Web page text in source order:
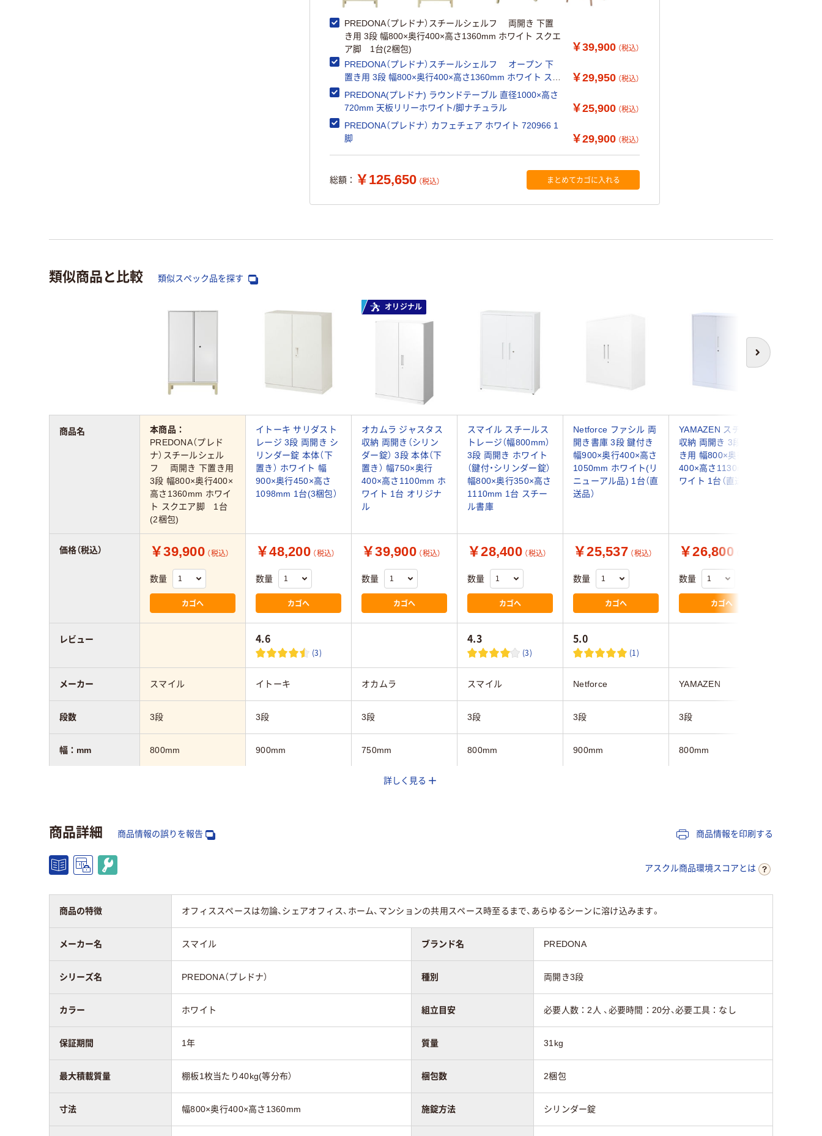
PREDONA（プレドナ）スチールシェルフ 両開き 下置
き用 3段 幅800×奥行400×高さ1360mm ホワイト スクエ
ア脚 1台(2梱包)
￥39,900 （税込）
PREDONA（プレドナ）スチールシェルフ オープン 下
置き用 3段 幅800×奥行400×高さ1360mm ホワイト スク
エア脚 1台(2梱包)
￥29,950 （税込）
PREDONA(プレドナ) ラウンドテーブル 直径1000×高さ
720mm 天板リリーホワイト/脚ナチュラル
￥25,900 （税込）
PREDONA（プレドナ） カフェチェア ホワイト 720966 1
脚
￥29,900 （税込）
総額： ￥125,650 （税込） まとめてカゴに入れる
類似商品と比較 類似スペック品を探す
次へ
オリジナル
本商品：
PREDONA（プレド
ナ）スチールシェル
フ 両開き 下置き用
3段 幅800×奥行400×
高さ1360mm ホワイ
ト スクエア脚 1台
(2梱包)
イトーキ サリダスト
レージ 3段 両開き シ
リンダー錠 本体（下
置き） ホワイト 幅
900×奥行450×高さ
1098mm 1台(3梱包）
オカムラ ジャスタス
収納 両開き（シリン
ダー錠） 3段 本体（下
置き） 幅750×奥行
400×高さ1100mm ホ
ワイト 1台 オリジナ
ル
スマイル スチールス
トレージ（幅800mm）
3段 両開き ホワイト
（鍵付・シリンダー錠）
幅800×奥行350×高さ
1110mm 1台 スチー
ル書庫
Netforce ファシル 両
開き書庫 3段 鍵付き
幅900×奥行400×高さ
1050mm ホワイト(リ
ニューアル品) 1台（直
送品）
YAMAZEN スチール
収納 両開き 3段 下置
き用 幅800×奥行
400×高さ1130mm ホ
ワイト 1台（直送品）
￥39,900 （税込）
数量
カゴへ
￥48,200 （税込）
数量
カゴへ
￥39,900 （税込）
数量
カゴへ
￥28,400 （税込）
数量
カゴへ
￥25,537 （税込）
数量
カゴへ
￥26,800
数量
カゴへ
4.6
(3)
4.3
(3)
5.0
(1)
スマイル イトーキ オカムラ スマイル Netforce YAMAZEN
3段 3段 3段 3段 3段 3段
800mm 900mm 750mm 800mm 900mm 800mm
1100mm
38.6kg 30Kg 26kg 約27kg
商品名
価格（税込）
レビュー
メーカー
段数
幅：mm
質量
アスクル商品環境
スコア
詳しく見る
商品詳細 商品情報の誤りを報告 商品情報を印刷する
アスクル商品環境スコアとは
商品の特徴 オフィススペースは勿論、シェアオフィス、ホーム、マンションの共用スペース時至るまで、あらゆるシーンに溶け込みます。
メーカー名 スマイル ブランド名 PREDONA
シリーズ名 PREDONA（プレドナ） 種別 両開き3段
カラー ホワイト 組立目安 必要人数：2人 、必要時間：20分、必要工具：なし
保証期間 1年 質量 31kg
最大積載質量 棚板1枚当たり40kg(等分布） 梱包数 2梱包
寸法 幅800×奥行400×高さ1360mm 施錠方法 シリンダー錠